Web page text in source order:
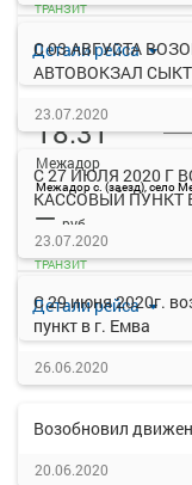
Детали рейса
ТРАНЗИТ
18:31
Межадор
Детали рейса
— руб.
ТРАНЗИТ
С 03 АВГУСТА
АВТОВОКЗАЛ
23.07.2020
С 27 ИЮЛЯ 2020 Г
КАССОВЫЙ ПУНКТ
23.07.2020
С 29 июня 2020г.
пункт в г. Емва
26.06.2020
Возобновил
20.06.2020